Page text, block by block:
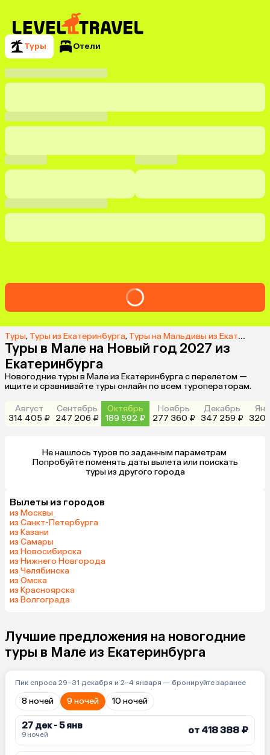
Туры Отели
Туры, Туры из Екатеринбурга, Туры на Мальдивы из Екатеринбурга
Туры в Мале на Новый год 2027 из
Екатеринбурга
Новогодние туры в Мале из Екатеринбурга с перелетом —
ищите и сравнивайте туры онлайн по всем туроператорам.
Август
314 405 ₽
Сентябрь
247 206 ₽
Октябрь
189 592 ₽
Ноябрь
277 360 ₽
Декабрь
347 259 ₽
320
Не нашлось туров по заданным параметрам
туры из другого города
Вылеты из городов
из Москвы
из Санкт-Петербурга
из Казани
из Самары
из Новосибирска
из Нижнего Новгорода
из Челябинска
из Омска
из Красноярска
из Волгограда
Лучшие предложения на новогодние
туры в Мале из Екатеринбурга
Пик спроса 29–31 декабря и 2–4 января — бронируйте заранее
8 ночей 9 ночей 10 ночей
27 дек - 5 янв
9 ночей от 418 388 ₽